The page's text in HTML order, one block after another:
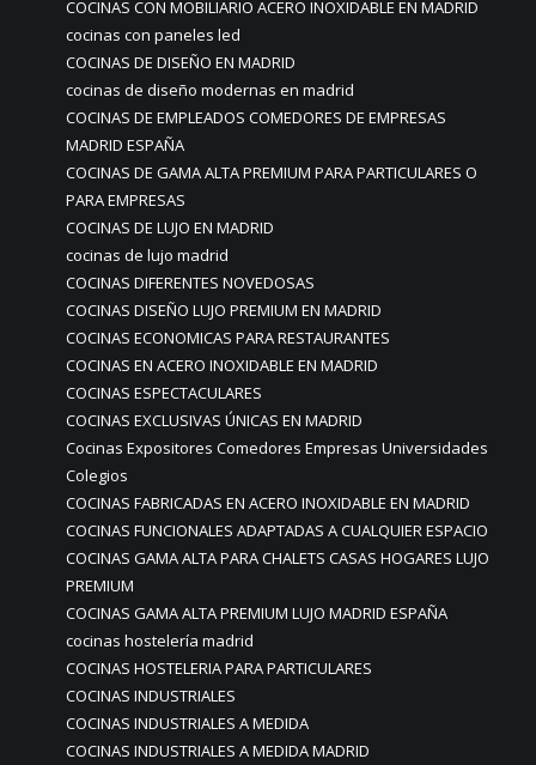
COCINAS CON MOBILIARIO ACERO INOXIDABLE EN MADRID
cocinas con paneles led
COCINAS DE DISEÑO EN MADRID
cocinas de diseño modernas en madrid
COCINAS DE EMPLEADOS COMEDORES DE EMPRESAS
MADRID ESPAÑA
COCINAS DE GAMA ALTA PREMIUM PARA PARTICULARES O
PARA EMPRESAS
COCINAS DE LUJO EN MADRID
cocinas de lujo madrid
COCINAS DIFERENTES NOVEDOSAS
COCINAS DISEÑO LUJO PREMIUM EN MADRID
COCINAS ECONOMICAS PARA RESTAURANTES
COCINAS EN ACERO INOXIDABLE EN MADRID
COCINAS ESPECTACULARES
COCINAS EXCLUSIVAS ÚNICAS EN MADRID
Cocinas Expositores Comedores Empresas Universidades
Colegios
COCINAS FABRICADAS EN ACERO INOXIDABLE EN MADRID
COCINAS FUNCIONALES ADAPTADAS A CUALQUIER ESPACIO
COCINAS GAMA ALTA PARA CHALETS CASAS HOGARES LUJO
PREMIUM
COCINAS GAMA ALTA PREMIUM LUJO MADRID ESPAÑA
cocinas hostelería madrid
COCINAS HOSTELERIA PARA PARTICULARES
COCINAS INDUSTRIALES
COCINAS INDUSTRIALES A MEDIDA
COCINAS INDUSTRIALES A MEDIDA MADRID